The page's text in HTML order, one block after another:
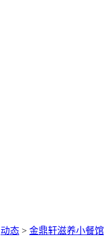
动态 > 金鼎轩滋养小餐馆